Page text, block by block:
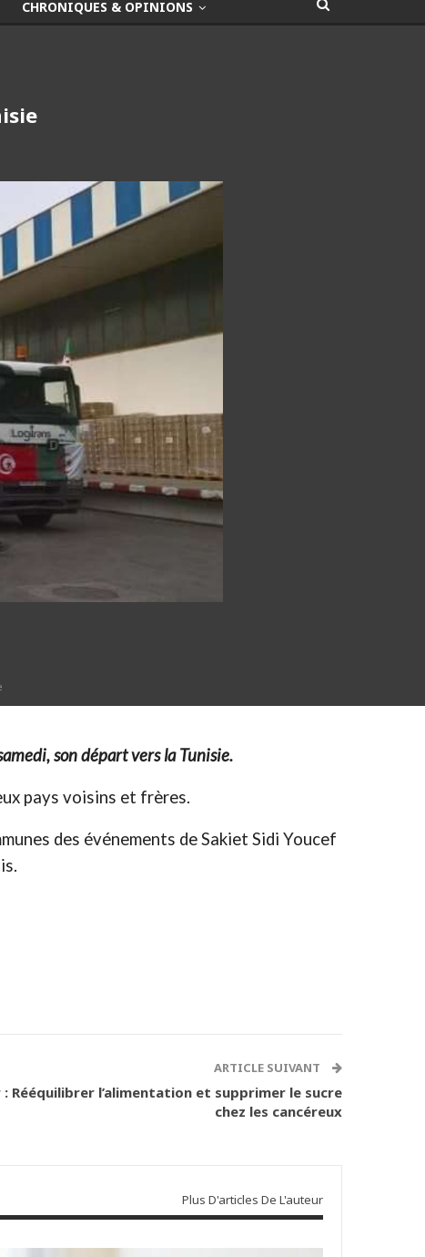
CHRONIQUES & OPINIONS
son départ vers la Tunisie.
pays voisins et frères.
des événements de Sakiet Sidi Youcef
ARTICLE SUIVANT
Rééquilibrer l’alimentation et supprimer le sucre
chez les cancéreux
Plus D'articles De L'auteur